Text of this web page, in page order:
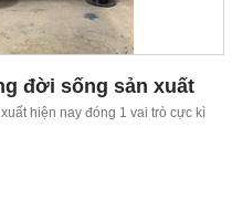
đời sống sản xuất
hiện nay đóng 1 vai trò cực kì